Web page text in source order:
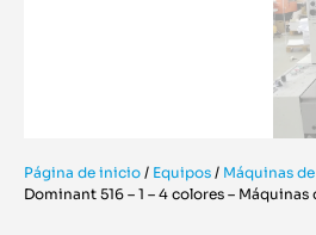
Página de inicio / Equipos / Máquinas
Dominant 516 – 1 – 4 colores –